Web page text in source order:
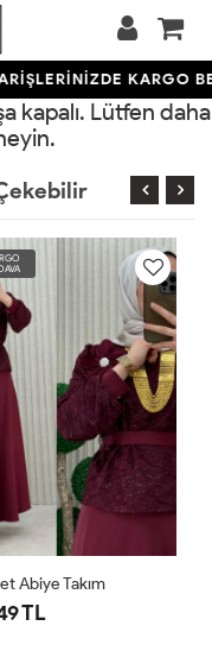
KARGO
kapalı. Lütfen daha
Abiye Takım
TL